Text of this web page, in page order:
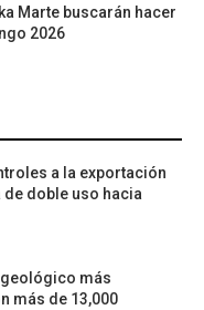
Marte buscarán hacer
2026
a la exportación
doble uso hacia
geológico más
más de 13,000